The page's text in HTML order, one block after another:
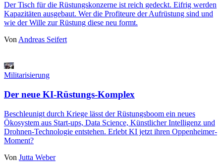
Der Tisch für die Rüstungskonzerne ist reich gedeckt. Eifrig werden
Kapazitäten ausgebaut. Wer die Profiteure der Aufrüstung sind und
wie der Wille zur Rüstung diese neu formt.
VonAndreas Seifert
Militarisierung
Der neue KI-Rüstungs-Komplex
Beschleunigt durch Kriege lässt der Rüstungsboom ein neues
Ökosystem aus Start-ups, Data Science, Künstlicher Intelligenz und
Drohnen-Technologie entstehen. Erlebt KI jetzt ihren Oppenheimer-
Moment?
Von Jutta Weber